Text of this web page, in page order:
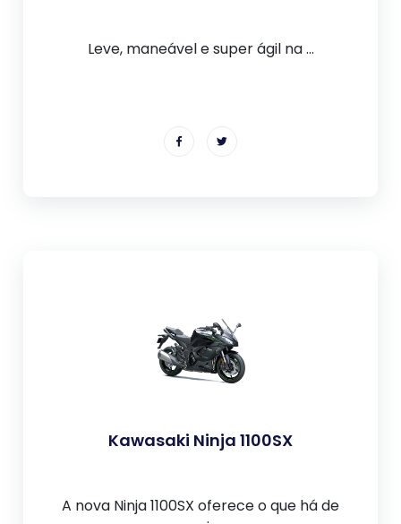
Leve, maneável e super ágil na ...
Kawasaki Ninja 1100SX
A nova Ninja 1100SX oferece o que há de